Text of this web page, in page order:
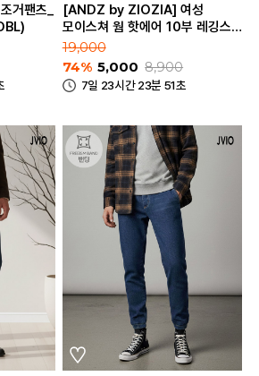
거팬츠_
[ANDZ by ZIOZIA] 여성
모이스쳐 웜 핫에어 10부 레깅스
(BZA4UT2103)
19,000
74% 5,000 8,900
7일 23시간 23분 51초